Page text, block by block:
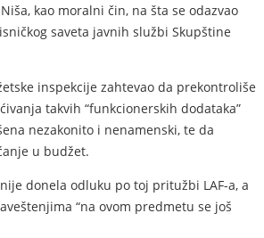
kao moralni čin, na šta se odazvao
saveta javnih službi Skupštine
inspekcije zahtevao da prekontroliše
takvih “funkcionerskih dodataka”
nezakonito i nenamenski, te da
u budžet.
donela odluku po toj pritužbi LAF-a, a
“na ovom predmetu se još